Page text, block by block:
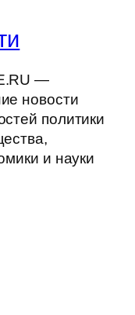
—
новости
политики
и науки